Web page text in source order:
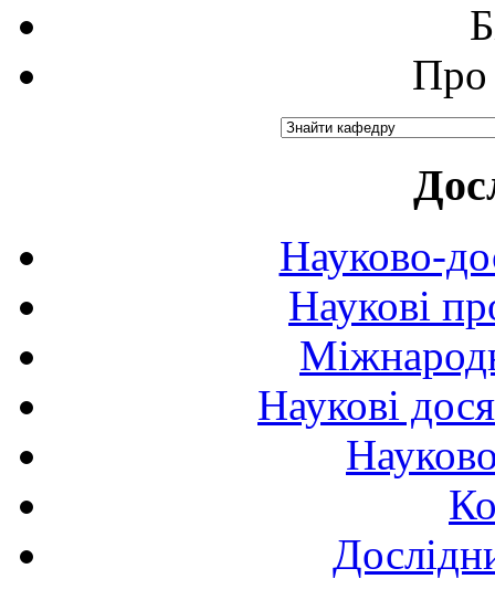
Про
Науково-
Наукові
Наукові